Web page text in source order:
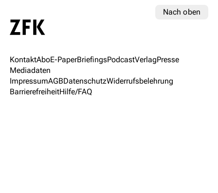
Nach oben
KontaktAboE-PaperBriefingsPodcastVerlagPresse
Mediadaten
ImpressumAGBDatenschutzWiderrufsbelehrung
BarrierefreiheitHilfe/FAQ